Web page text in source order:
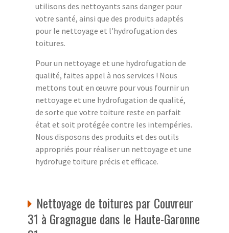
utilisons des nettoyants sans danger pour
votre santé, ainsi que des produits adaptés
pour le nettoyage et l'hydrofugation des
toitures.
Pour un nettoyage et une hydrofugation de
qualité, faites appel à nos services ! Nous
mettons tout en œuvre pour vous fournir un
nettoyage et une hydrofugation de qualité,
de sorte que votre toiture reste en parfait
état et soit protégée contre les intempéries.
Nous disposons des produits et des outils
appropriés pour réaliser un nettoyage et une
hydrofuge toiture précis et efficace.
Nettoyage de toitures par Couvreur
31 à Gragnague dans le Haute-Garonne